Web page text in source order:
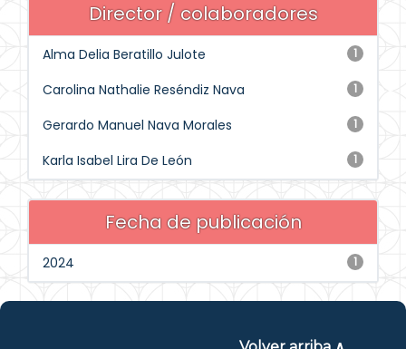
Director / colaboradores
1
Alma Delia Beratillo Julote
1
Carolina Nathalie Reséndiz Nava
1
Gerardo Manuel Nava Morales
1
Karla Isabel Lira De León
Fecha de publicación
1
2024